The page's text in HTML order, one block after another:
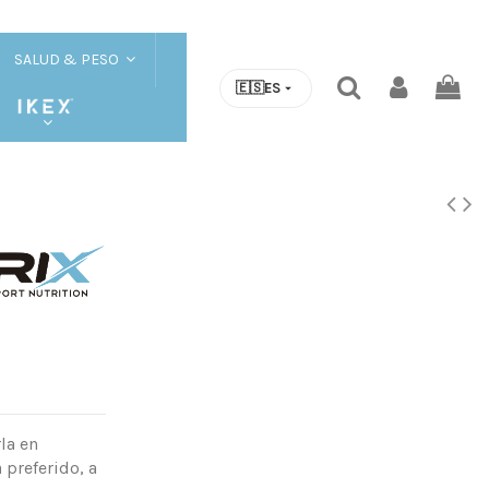
SALUD & PESO
🇪🇸ES
en
a